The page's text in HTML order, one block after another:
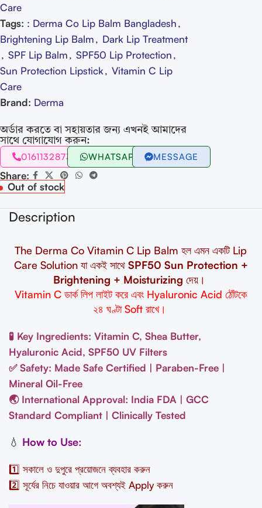
Out of stock
Care
Tags: : Derma Co Lip Balm Bangladesh,
Brightening Lip Balm, Dark Lip Treatment
, SPF Lip Balm, SPF50 Lip Protection,
Sun Protection Lipstick, Vitamin C Lip
Care
Brand: Derma
অর্ডার করতে বা সহায়তার জন্য এখনই আমাদের
সাথে যোগাযোগ করুন:
01611328731 WHATSAPP MESSAGE
Share:
Description
The Derma Co Vitamin C Lip Balm হল এমন একটি Lip
Care Solution যা একই সাথে SPF50 Sun Protection +
Brightening + Moisturizing দেয়।
Vitamin C ডার্ক লিপ লাইট করে এবং Hyaluronic Acid ঠোঁটকে
২৪ ঘণ্টা Soft রাখে।
🧪 Key Ingredients: Vitamin C, Shea Butter,
Hyaluronic Acid, SPF50 UV Filters
✅ Safety: Made Safe Certified | Paraben-Free |
Mineral Oil-Free
🌏 International Approval: India FDA | GCC
Standard Compliant | Clinically Tested
💧 How to Use:
1️⃣ সকালে ও দুপুরে প্রয়োজনে ব্যবহার করুন
2️⃣ সূর্যের নিচে যাওয়ার আগে অবশ্যই Apply করুন